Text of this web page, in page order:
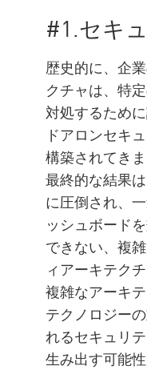
#1.セキ
歴史的に、企
クチャは、特
対処するため
ドアロンセキ
構築されてき
最終的な結果
に圧倒され、
ッシュボード
できない、複
ィアーキテク
複雑なアーキ
テクノロジー
れるセキュリ
生み出す可能性